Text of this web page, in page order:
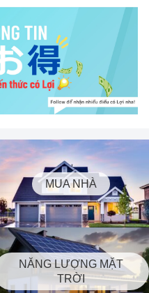
MUA NHÀ
NĂNG LƯỢNG MẶT
TRỜI